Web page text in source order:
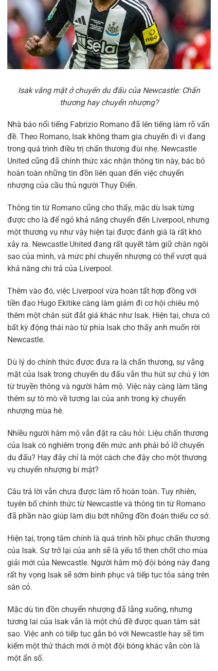
Isak vắng mặt ở chuyến du đấu của Newcastle: Chấn
thương hay chuyển nhượng?
Nhà báo nổi tiếng Fabrizio Romano đã lên tiếng làm rõ vấn
đề. Theo Romano, Isak không tham gia chuyến đi vì đang
trong quá trình điều trị chấn thương đùi nhẹ. Newcastle
United cũng đã chính thức xác nhận thông tin này, bác bỏ
hoàn toàn những tin đồn liên quan đến việc chuyển
nhượng của cầu thủ người Thụy Điển.
Thông tin từ Romano cũng cho thấy, mặc dù Isak từng
được cho là để ngỏ khả năng chuyển đến Liverpool, nhưng
một thương vụ như vậy hiện tại được đánh giá là rất khó
xảy ra. Newcastle United đang rất quyết tâm giữ chân ngôi
sao của mình, và mức phí chuyển nhượng có thể vượt quá
khả năng chi trả của Liverpool.
Thêm vào đó, việc Liverpool vừa hoàn tất hợp đồng với
tiền đạo Hugo Ekitike càng làm giảm đi cơ hội chiêu mộ
thêm một chân sút đắt giá khác như Isak. Hiện tại, chưa có
bất kỳ động thái nào từ phía Isak cho thấy anh muốn rời
Newcastle.
Dù lý do chính thức được đưa ra là chấn thương, sự vắng
mặt của Isak trong chuyến du đấu vẫn thu hút sự chú ý lớn
từ truyền thông và người hâm mộ. Việc này càng làm tăng
thêm sự tò mò về tương lai của anh trong kỳ chuyển
nhượng mùa hè.
Nhiều người hâm mộ vẫn đặt ra câu hỏi: Liệu chấn thương
của Isak có nghiêm trọng đến mức anh phải bỏ lỡ chuyến
du đấu? Hay đây chỉ là một cách che đậy cho một thương
vụ chuyển nhượng bí mật?
Câu trả lời vẫn chưa được làm rõ hoàn toàn. Tuy nhiên,
tuyên bố chính thức từ Newcastle và thông tin từ Romano
đã phần nào giúp làm dịu bớt những đồn đoán thiếu cơ sở.
Hiện tại, trọng tâm chính là quá trình hồi phục chấn thương
của Isak. Sự trở lại của anh sẽ là yếu tố then chốt cho mùa
giải mới của Newcastle. Người hâm mộ đội bóng này đang
rất hy vọng Isak sẽ sớm bình phục và tiếp tục tỏa sáng trên
sân cỏ.
Mặc dù tin đồn chuyển nhượng đã lắng xuống, nhưng
tương lai của Isak vẫn là một chủ đề được quan tâm sát
sao. Việc anh có tiếp tục gắn bó với Newcastle hay sẽ tìm
kiếm một thử thách mới ở một đội bóng khác vẫn còn là
một ẩn số.